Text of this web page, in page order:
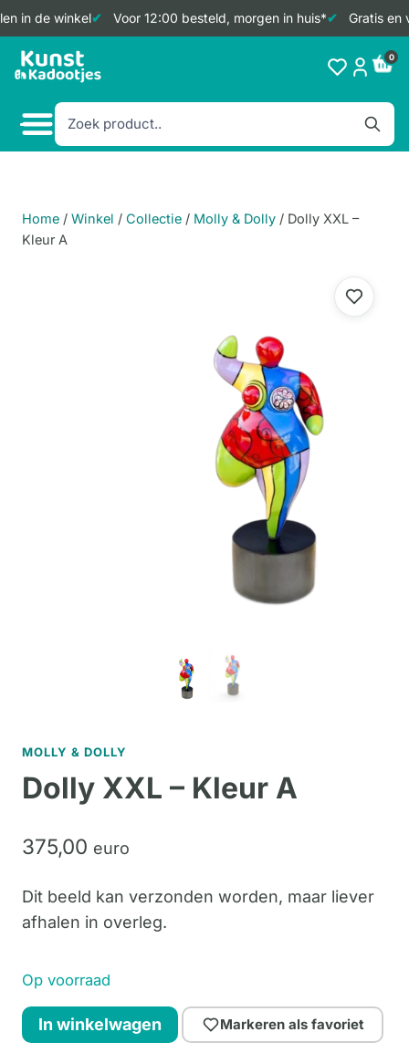
in de winkel Voor 12:00 besteld, morgen in huis* Gratis en
Doorgaan
naar
0
Home / Winkel / Collectie / Molly & Dolly / Dolly XXL –
Kleur A
MOLLY & DOLLY
Dolly XXL – Kleur A
375,00 euro
Dit beeld kan verzonden worden, maar liever
afhalen in overleg.
Op voorraad
Dolly
XXL
In winkelwagen Markeren als favoriet